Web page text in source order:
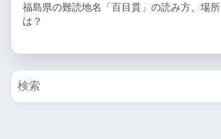
福島県の難読地名「百目貫」の読み方、場所
は？